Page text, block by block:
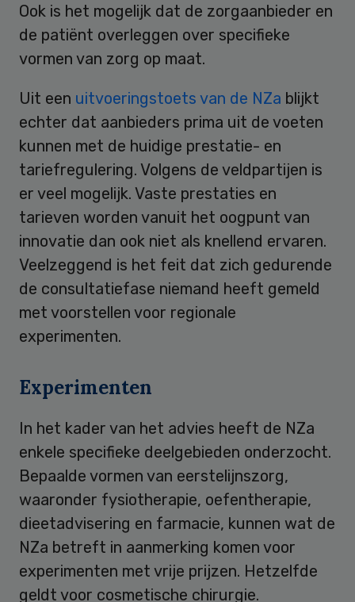
Ook is het mogelijk dat de zorgaanbieder en
de patiënt overleggen over specifieke
vormen van zorg op maat.
Uit een uitvoeringstoets van de NZa blijkt
echter dat aanbieders prima uit de voeten
kunnen met de huidige prestatie- en
tariefregulering. Volgens de veldpartijen is
er veel mogelijk. Vaste prestaties en
tarieven worden vanuit het oogpunt van
innovatie dan ook niet als knellend ervaren.
Veelzeggend is het feit dat zich gedurende
de consultatiefase niemand heeft gemeld
met voorstellen voor regionale
experimenten.
Experimenten
In het kader van het advies heeft de NZa
enkele specifieke deelgebieden onderzocht.
Bepaalde vormen van eerstelijnszorg,
waaronder fysiotherapie, oefentherapie,
dieetadvisering en farmacie, kunnen wat de
NZa betreft in aanmerking komen voor
experimenten met vrije prijzen. Hetzelfde
geldt voor cosmetische chirurgie.